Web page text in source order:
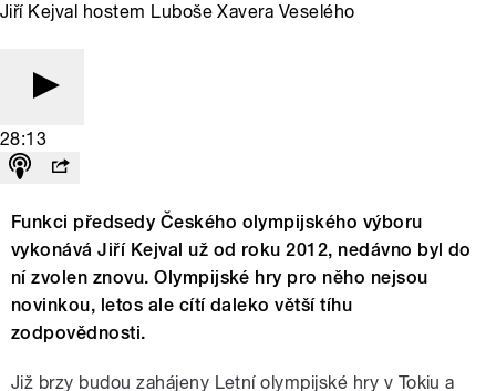
Jiří Kejval hostem Luboše Xavera Veselého
28:13
Funkci předsedy Českého olympijského výboru
vykonává Jiří Kejval už od roku 2012, nedávno byl do
ní zvolen znovu. Olympijské hry pro něho nejsou
novinkou, letos ale cítí daleko větší tíhu
zodpovědnosti.
Již brzy budou zahájeny Letní olympijské hry v Tokiu a